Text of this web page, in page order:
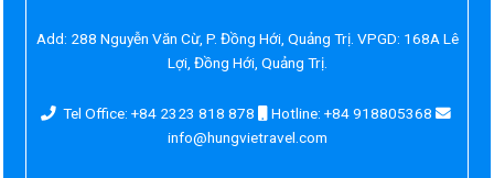
Add: 288 Nguyễn Văn Cừ, P. Đồng Hới, Quảng Trị. VPGD: 168A Lê
Lợi, Đồng Hới, Quảng Trị.
Tel Office: +84 2323 818 878
Hotline: +84 918805368
info@hungvietravel.com